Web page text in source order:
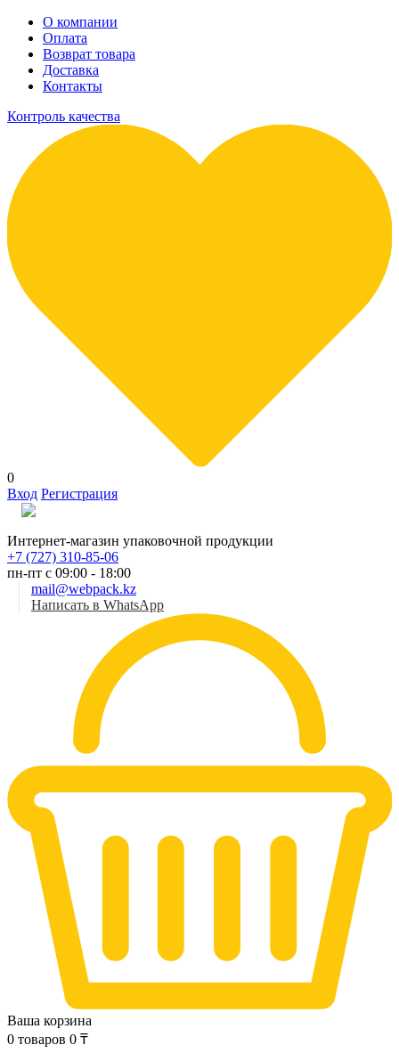
О компании
Оплата
Возврат товара
Доставка
Контакты
Контроль качества
0
Вход Регистрация
Интернет-магазин упаковочной продукции
+7 (727) 310-85-06
пн-пт с 09:00 - 18:00
mail@webpack.kz
Написать в WhatsApp
Ваша корзина
0 товаров 0 ₸